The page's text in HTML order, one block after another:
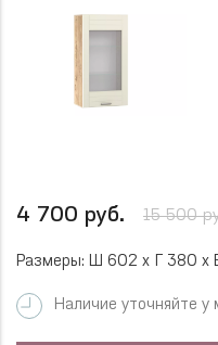
4 700 руб. 15 500
Размеры: Ш 602 x Г 380 x
Наличие уточняйте у